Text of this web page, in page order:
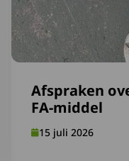
Afspraken
FA-middel
15 juli 2026